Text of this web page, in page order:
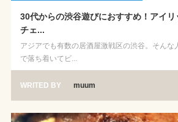
30代からの渋谷遊びにおすすめ！アイ
チェ...
アジアでも有数の居酒屋激戦区の渋谷。そんな
で落ち着いてビ...
WRITED BY muum